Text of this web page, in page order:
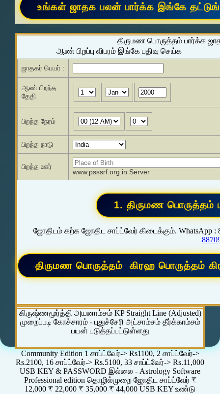
திருமண பொருத்தம் பார்க்க
ஆண் பிறப்பு விபரம் இங்கே பதிவு செய்க
ஜாதகர் பெயர் :
ஆண் பிறந்த
தேதி
பிறந்த நேரம்
பிறந்த நாடு
பிறந்த ஊர்
www.psssrf.org.in Server
ஜோதிடம் கற்க ஜோதிட சாப்ட்வேர் கிடைக்கும். WhatsApp :
கிருஷ்ணமூர்த்தி அயனாம்சம் KP Straight Line (Adjusted)
முறைப்படி கோச்சாரம் - புதுச்சேரி அட்சாம்சம் தீர்க்காம்சம்
பயன் படுத்தப்பட்டுள்ளது
Community Edition 1 சாப்ட்வேர்-> Rs1100, 2 சாப்ட்வேர்->
Rs.2100, 16 சாப்ட்வேர்-> Rs.5100, 33 சாப்ட்வேர்-> Rs.11,000
USB KEY & PASSWORD இல்லை - Astrology Software
Professional edition தொழில்முறை ஜோதிட சாப்ட்வேர் ₹
12,000 ₹ 22,000 ₹ 35,000 ₹ 44,000 USB KEY உண்டு